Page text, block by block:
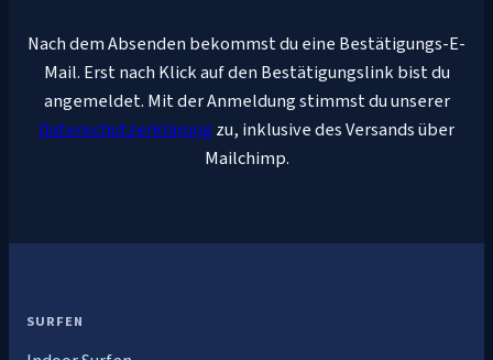
Nach dem Absenden bekommst du eine Bestätigungs-E-
Mail. Erst nach Klick auf den Bestätigungslink bist du
angemeldet. Mit der Anmeldung stimmst du unserer
Datenschutzerklärung zu, inklusive des Versands über
Mailchimp.
SURFEN